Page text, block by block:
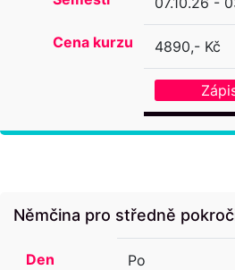
Cena kurzu 4890,- Kč
Němčina pro středně
Den Po